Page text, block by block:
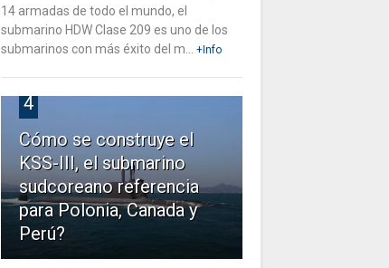
14 armadas de todo el mundo, el
submarino HDW Clase 209 es uno de los
submarinos con más éxito del m...
+Info
4
Cómo se construye el
KSS-III, el submarino
sudcoreano referencia
para Polonia, Canada y
Perú?